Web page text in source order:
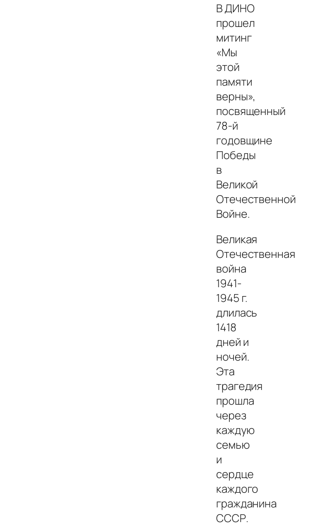
В ДИНО
прошел
митинг
«Мы
этой
памяти
верны»,
посвященный
78-й
годовщине
Победы
в
Великой
Отечественной
Войне.
Великая
Отечественная
война
1941-
1945 г.
длилась
1418
дней и
ночей.
Эта
трагедия
прошла
через
каждую
семью
и
сердце
каждого
гражданина
СССР.